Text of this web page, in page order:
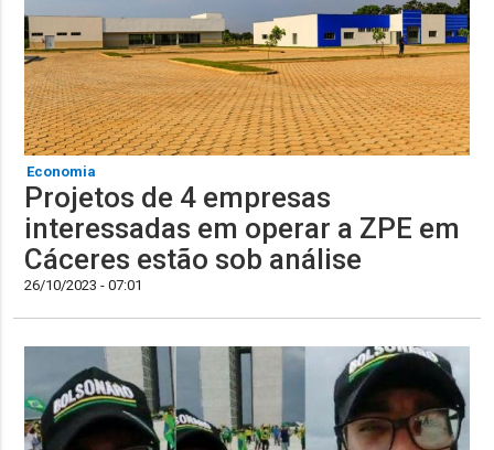
Economia
Projetos de 4 empresas
interessadas em operar a ZPE em
Cáceres estão sob análise
26/10/2023 - 07:01